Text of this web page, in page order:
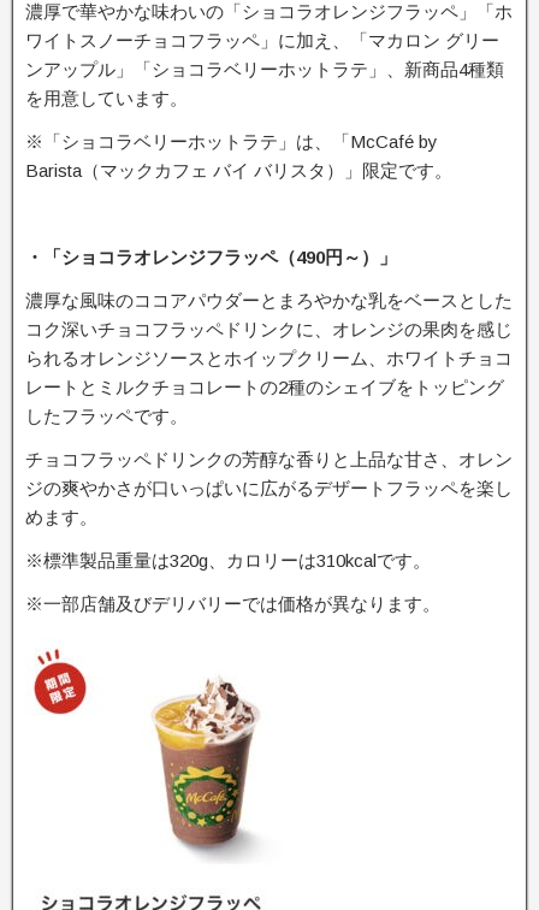
濃厚で華やかな味わいの「ショコラオレンジフラッペ」「ホ
ワイトスノーチョコフラッペ」に加え、「マカロン グリー
ンアップル」「ショコラベリーホットラテ」、新商品4種類
を用意しています。
※「ショコラベリーホットラテ」は、「McCafé by
Barista（マックカフェ バイ バリスタ）」限定です。
・「ショコラオレンジフラッペ（490円～）」
濃厚な風味のココアパウダーとまろやかな乳をベースとした
コク深いチョコフラッペドリンクに、オレンジの果肉を感じ
られるオレンジソースとホイップクリーム、ホワイトチョコ
レートとミルクチョコレートの2種のシェイブをトッピング
したフラッペです。
チョコフラッペドリンクの芳醇な香りと上品な甘さ、オレン
ジの爽やかさが口いっぱいに広がるデザートフラッペを楽し
めます。
※標準製品重量は320g、カロリーは310kcalです。
※一部店舗及びデリバリーでは価格が異なります。